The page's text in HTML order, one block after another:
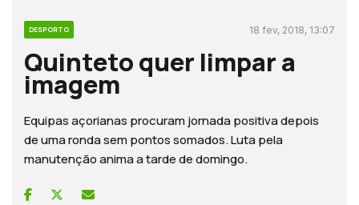
DESPORTO 18 fev, 2018, 13:07
Quinteto quer limpar a
imagem
Equipas açorianas procuram jornada positiva depois
de uma ronda sem pontos somados. Luta pela
manutenção anima a tarde de domingo.